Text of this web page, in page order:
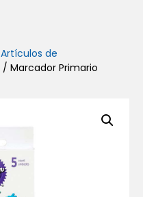
Artículos de
/ Marcador Primario